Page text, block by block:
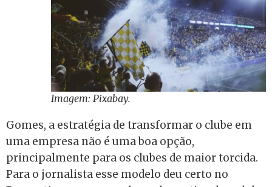
Imagem: Pixabay.
Gomes, a estratégia de transformar o clube em
uma empresa não é uma boa opção,
principalmente para os clubes de maior torcida.
Para o jornalista esse modelo deu certo no